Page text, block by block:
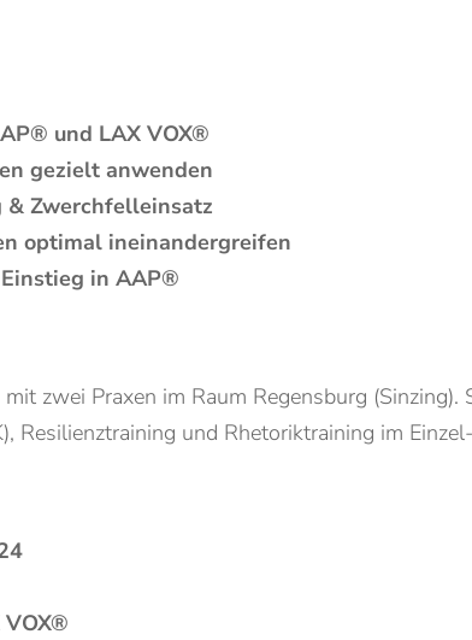
und LAX VOX®
gezielt anwenden
& Zwerchfelleinsatz
optimal ineinandergreifen
in AAP®
zwei Praxen im Raum Regensburg (Sinzing).
Resilienztraining und Rhetoriktraining im
VOX®